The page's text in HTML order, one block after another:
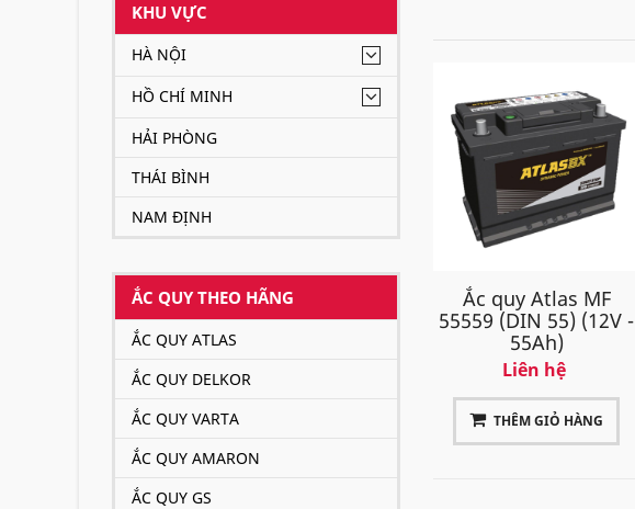
KHU VỰC
HÀ NỘI
HỒ CHÍ MINH
HẢI PHÒNG
THÁI BÌNH
NAM ĐỊNH
ẮC QUY THEO HÃNG
ẮC QUY ATLAS
ẮC QUY DELKOR
ẮC QUY VARTA
ẮC QUY AMARON
ẮC QUY GS
Ắc quy Atlas MF
55559 (DIN 55) (12V -
55Ah)
Liên hệ
THÊM GIỎ HÀNG